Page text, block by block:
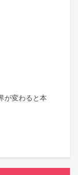
が変わると本